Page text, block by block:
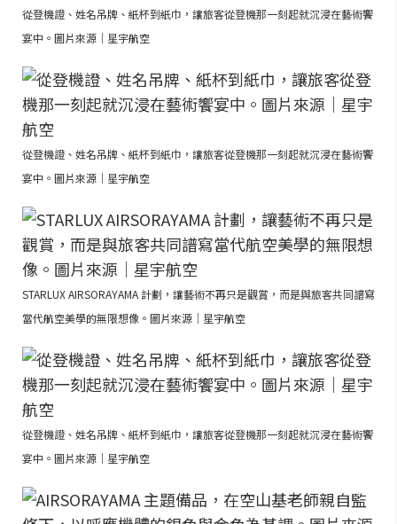
從登機證、姓名吊牌、紙杯到紙巾，讓旅客從登機那一刻起就沉浸在藝術饗
宴中。圖片來源｜星宇航空
從登機證、姓名吊牌、紙杯到紙巾，讓旅客從登機那一刻起就沉浸在藝術饗
宴中。圖片來源｜星宇航空
STARLUX AIRSORAYAMA 計劃，讓藝術不再只是觀賞，而是與旅客共同譜寫
當代航空美學的無限想像。圖片來源｜星宇航空
從登機證、姓名吊牌、紙杯到紙巾，讓旅客從登機那一刻起就沉浸在藝術饗
宴中。圖片來源｜星宇航空